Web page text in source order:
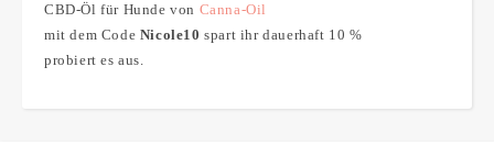
CBD-Öl für Hunde von Canna-Oil
mit dem Code Nicole10 spart ihr dauerhaft 10 %
probiert es aus.